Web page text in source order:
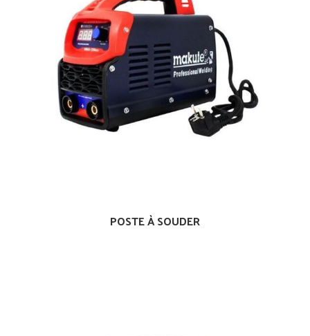
POSTE À SOUDER